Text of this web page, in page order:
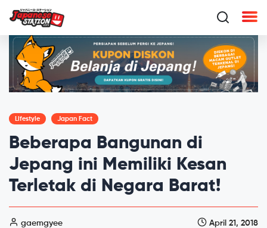
Lifestyle Japan Fact
Beberapa Bangunan di
Jepang ini Memiliki Kesan
Terletak di Negara Barat!
gaemgyee April 21, 2018